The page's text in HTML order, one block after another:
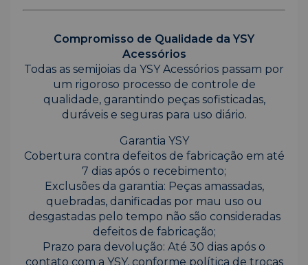
Compromisso de Qualidade da YSY
Acessórios
Todas as semijoias da YSY Acessórios passam por
um rigoroso processo de controle de
qualidade, garantindo peças sofisticadas,
duráveis e seguras para uso diário.
Garantia YSY
Cobertura contra defeitos de fabricação em até
7 dias após o recebimento;
Exclusões da garantia: Peças amassadas,
quebradas, danificadas por mau uso ou
desgastadas pelo tempo não são consideradas
defeitos de fabricação;
Prazo para devolução: Até 30 dias após o
contato com a YSY, conforme política de trocas